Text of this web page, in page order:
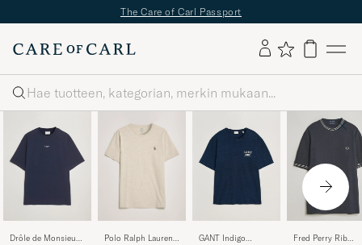
The Care of Carl Passport
Haku
Drôle de Monsieur
Polo Ralph Lauren
GANT Indigo
Fred Perry Rib